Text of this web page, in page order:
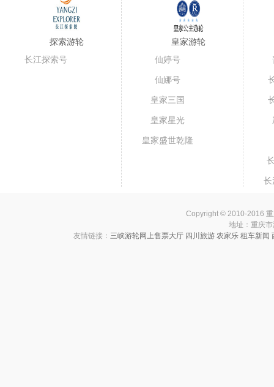
探索游轮
长江探索号
皇家游轮
仙婷号
仙娜号
皇家三国
皇家星光
皇家盛世乾隆
长
Copyright © 2010-2016
地址：重庆
友情链接： 三峡游轮网上售票大厅 四川旅游 农家乐 租车新闻